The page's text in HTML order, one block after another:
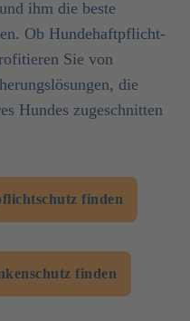
ihm die beste
Ob Hundehaftpflicht-
Sie von
die
Hundes zugeschnitten
finden
finden